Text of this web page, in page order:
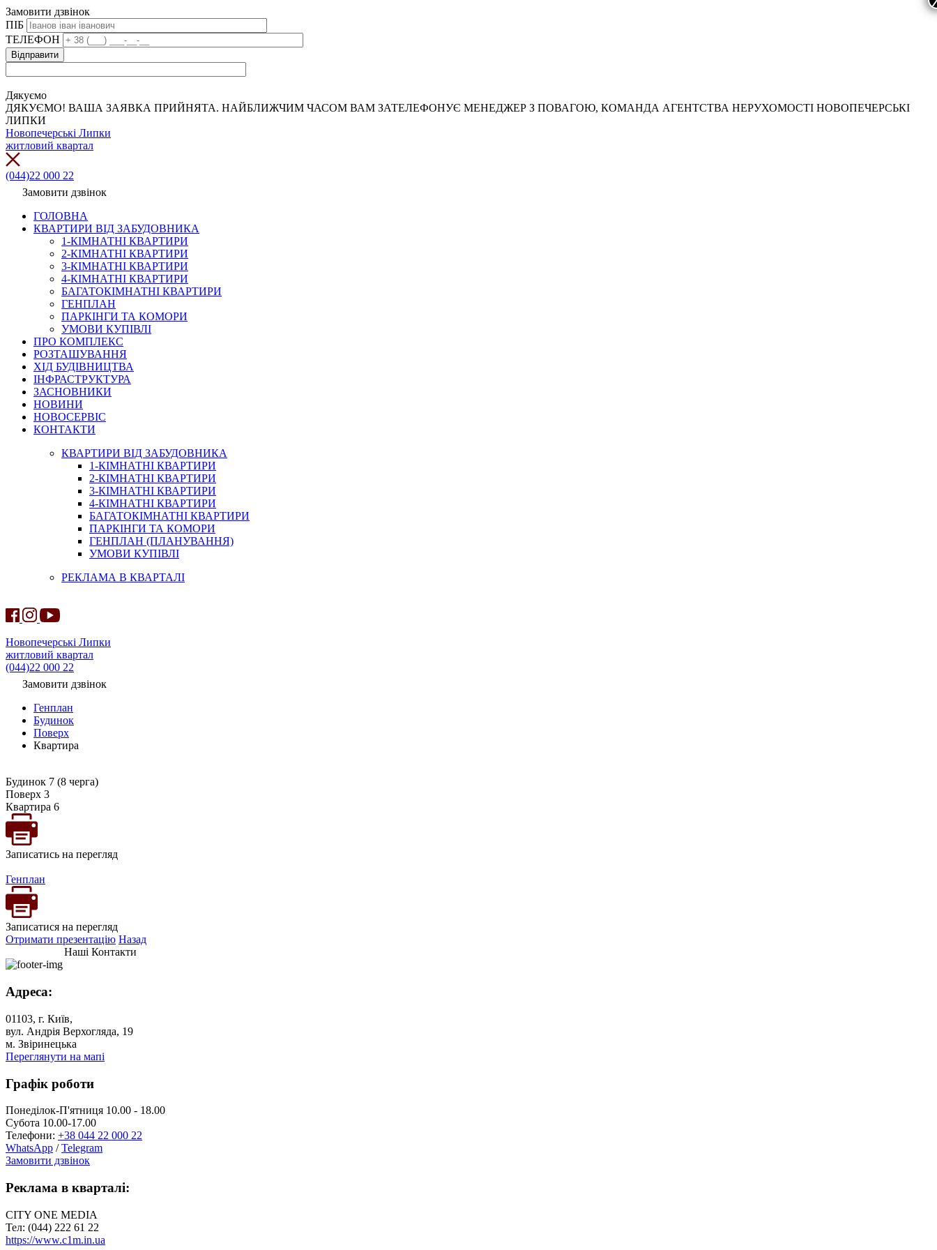
Замовити дзвінок
ПІБ
ТЕЛЕФОН
Дякуємо
ДЯКУЄМО! ВАША ЗАЯВКА ПРИЙНЯТА. НАЙБЛИЖЧИМ ЧАСОМ ВАМ ЗАТЕЛЕФОНУЄ МЕНЕДЖЕР З ПОВАГОЮ, КОМАНДА АГЕНТСТВА НЕРУХОМОСТІ НОВОПЕЧЕРСЬКІ
ЛИПКИ
Новопечерські Липки
житловий квартал
(044)22 000 22
Замовити дзвінок
ГОЛОВНА
КВАРТИРИ ВІД ЗАБУДОВНИКА
1-КІМНАТНІ КВАРТИРИ
2-КІМНАТНІ КВАРТИРИ
3-КІМНАТНІ КВАРТИРИ
4-КІМНАТНІ КВАРТИРИ
БАГАТОКІМНАТНІ КВАРТИРИ
ГЕНПЛАН
ПАРКІНГИ ТА КОМОРИ
УМОВИ КУПІВЛІ
ПРО КОМПЛЕКС
РОЗТАШУВАННЯ
ХІД БУДІВНИЦТВА
ІНФРАСТРУКТУРА
ЗАСНОВНИКИ
НОВИНИ
НОВОСЕРВІС
КОНТАКТИ
КВАРТИРИ ВІД ЗАБУДОВНИКА
1-КІМНАТНІ КВАРТИРИ
2-КІМНАТНІ КВАРТИРИ
3-КІМНАТНІ КВАРТИРИ
4-КІМНАТНІ КВАРТИРИ
БАГАТОКІМНАТНІ КВАРТИРИ
ПАРКІНГИ ТА КОМОРИ
ГЕНПЛАН (ПЛАНУВАННЯ)
УМОВИ КУПІВЛІ
РЕКЛАМА В КВАРТАЛІ
Новопечерські Липки
житловий квартал
(044)22 000 22
Замовити дзвінок
Генплан
Будинок
Поверх
Квартира
Будинок 7 (8 черга)
Поверх 3
Квартира 6
Записатись на перегляд
Генплан
Записатися на перегляд
Отримати презентацію Назад
Наші Контакти
Адреса:
01103, г. Київ,
вул. Андрія Верхогляда, 19
м. Звіринецька
Переглянути на мапі
Графік роботи
Понеділок-П'ятниця 10.00 - 18.00
Субота 10.00-17.00
Телефони: +38 044 22 000 22
WhatsApp /Telegram
Замовити дзвінок
Реклама в кварталі:
CITY ONE MEDIA
Тел: (044) 222 61 22
https://www.c1m.in.ua